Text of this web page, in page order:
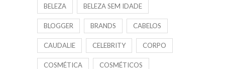
BELEZA BELEZA SEM IDADE
BLOGGER BRANDS CABELOS
CAUDALIE CELEBRITY CORPO
COSMÉTICA COSMÉTICOS